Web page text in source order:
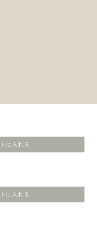
に入れる
に入れる